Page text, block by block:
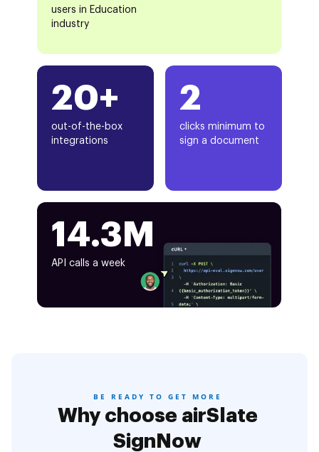
20+
out-of-the-box
integrations
users in Education
industry
2
clicks minimum to
sign a document
14.3M
API calls a week
BE READY TO GET MORE
Why choose airSlate
SignNow